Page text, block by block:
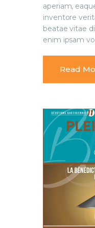
aperiam,
inventore
beatae vitae
enim ipsam
Read